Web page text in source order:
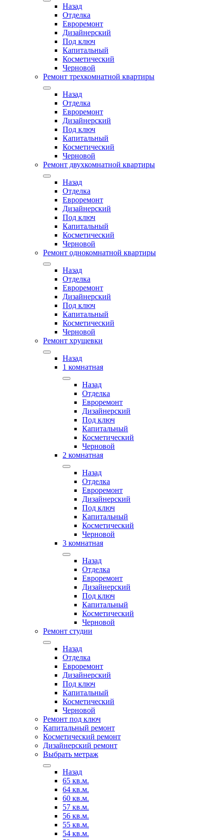
Назад
Отделка
Евроремонт
Дизайнерский
Под ключ
Капитальный
Косметический
Черновой
Ремонт трехкомнатной квартиры
Назад
Отделка
Евроремонт
Дизайнерский
Под ключ
Капитальный
Косметический
Черновой
Ремонт двухкомнатной квартиры
Назад
Отделка
Евроремонт
Дизайнерский
Под ключ
Капитальный
Косметический
Черновой
Ремонт однокомнатной квартиры
Назад
Отделка
Евроремонт
Дизайнерский
Под ключ
Капитальный
Косметический
Черновой
Ремонт хрущевки
Назад
1 комнатная
Назад
Отделка
Евроремонт
Дизайнерский
Под ключ
Капитальный
Косметический
Черновой
2 комнатная
Назад
Отделка
Евроремонт
Дизайнерский
Под ключ
Капитальный
Косметический
Черновой
3 комнатная
Назад
Отделка
Евроремонт
Дизайнерский
Под ключ
Капитальный
Косметический
Черновой
Ремонт студии
Назад
Отделка
Евроремонт
Дизайнерский
Под ключ
Капитальный
Косметический
Черновой
Ремонт под ключ
Капитальный ремонт
Косметический ремонт
Дизайнерский ремонт
Выбрать метраж
Назад
65 кв.м.
64 кв.м.
60 кв.м.
57 кв.м.
56 кв.м.
55 кв.м.
54 кв.м.